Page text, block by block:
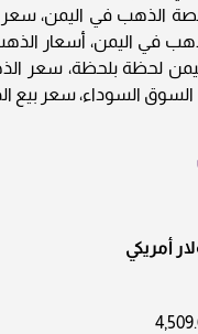
سعر الجنيه الذهب في
لحظة بلحظة، سعر
السوق السوداء، سعر بيع
أمريكي